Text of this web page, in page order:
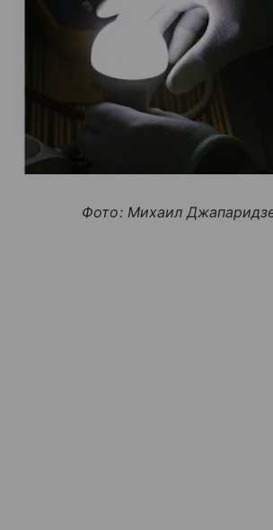
Фото: Михаил